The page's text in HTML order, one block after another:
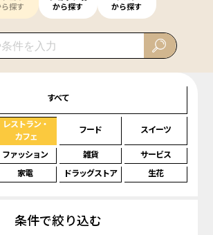
探す
から探す
から探す
すべて
レストラン・
カフェ
フード スイーツ
ファッション 雑貨
サービス
家電 ドラッグストア 生花
条件で絞り込む